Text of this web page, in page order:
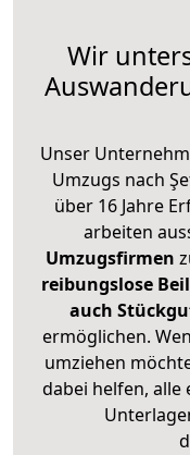
Wir
Unser
Umzugs nach
über 16 Jahre
arbeiten
Umzugsfirmen
reibungslose
auch
ermöglichen.
umziehen
dabei helfen,